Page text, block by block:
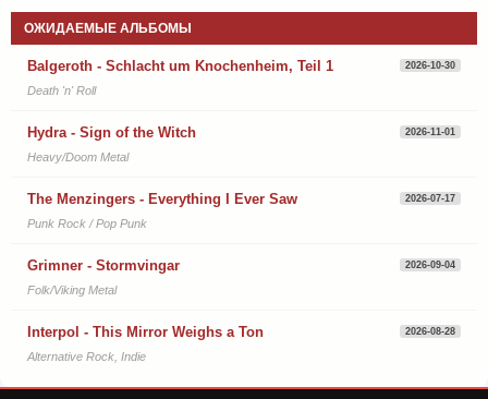
ОЖИДАЕМЫЕ АЛЬБОМЫ
Balgeroth - Schlacht um Knochenheim, Teil 1 2026-10-30
Death 'n' Roll
Hydra - Sign of the Witch 2026-11-01
Heavy/Doom Metal
The Menzingers - Everything I Ever Saw 2026-07-17
Punk Rock / Pop Punk
Grimner - Stormvingar 2026-09-04
Folk/Viking Metal
Interpol - This Mirror Weighs a Ton 2026-08-28
Alternative Rock, Indie